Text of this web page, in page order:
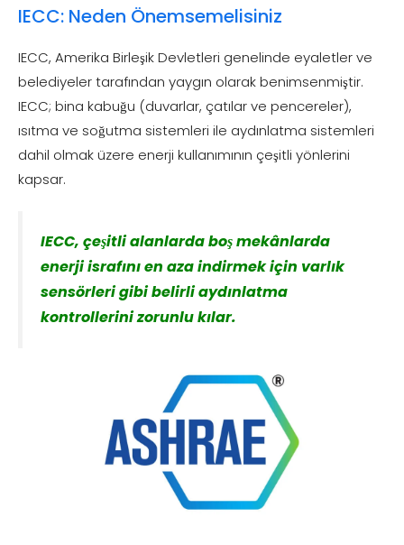
IECC: Neden Önemsemelisiniz
IECC, Amerika Birleşik Devletleri genelinde eyaletler ve
belediyeler tarafından yaygın olarak benimsenmiştir.
IECC; bina kabuğu (duvarlar, çatılar ve pencereler),
ısıtma ve soğutma sistemleri ile aydınlatma sistemleri
dahil olmak üzere enerji kullanımının çeşitli yönlerini
kapsar.
IECC, çeşitli alanlarda boş mekânlarda
enerji israfını en aza indirmek için varlık
sensörleri gibi belirli aydınlatma
kontrollerini zorunlu kılar.